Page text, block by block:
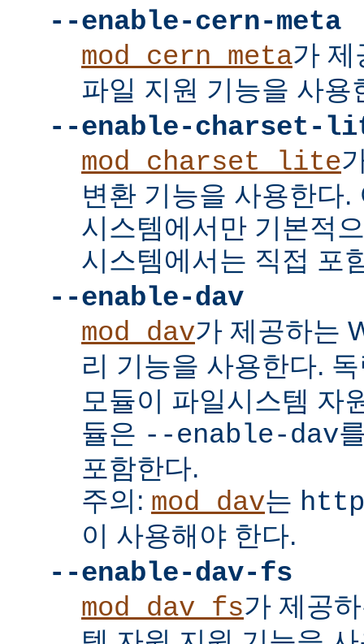
--enable-cern-meta
mod_cern_meta가 제
파일 지원 기능을 사용
--enable-charset-
mod_charset_lite
변환 기능을 사용한다
시스템에서만 기본적
시스템에서는 직접 포
--enable-dav
mod_dav가 제공하는
리 기능을 사용한다.
모듈이 파일시스템 자
듈은 --enable-dav
포함한다.
주의: mod_dav는 http
이 사용해야 한다.
--enable-dav-fs
mod_dav_fs가 제공